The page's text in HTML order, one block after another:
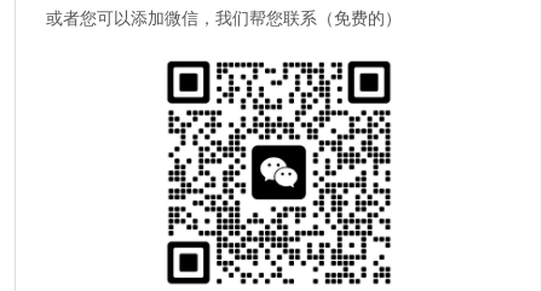
或者您可以添加微信，我们帮您联系（免费的）